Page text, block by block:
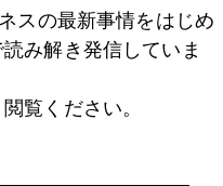
にＹｏｕＴｕｂｅ配信
スの最新事情をはじめ
み解き発信していま
覧ください。